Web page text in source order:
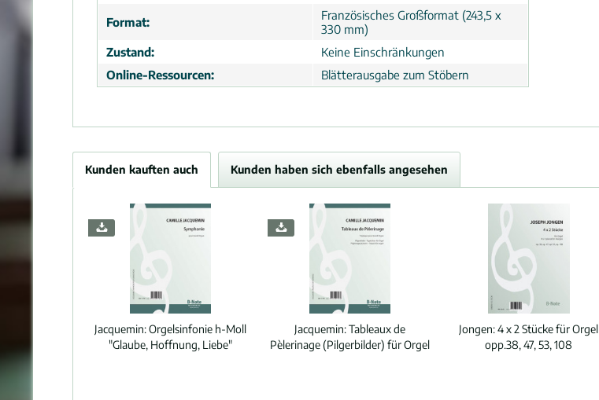
Format:
Französisches Großformat (243,5 x
330 mm)
Zustand:
Keine Einschränkungen
Online-Ressourcen:
Blätterausgabe zum Stöbern
Kunden kauften auch Kunden haben sich ebenfalls angesehen
Jacquemin:Orgelsinfonie h-Moll
"Glaube, Hoffnung, Liebe"
Jacquemin:Tableaux de
Pèlerinage (Pilgerbilder) für Orgel
Jongen:4 x 2 Stücke für Orgel
opp.38, 47, 53, 108